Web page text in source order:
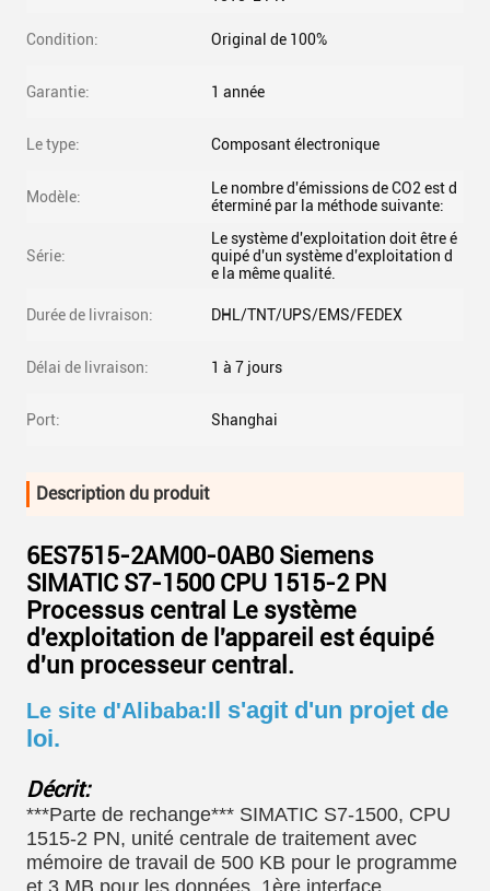
Condition: Original de 100%
Garantie: 1 année
Le type: Composant électronique
Modèle:
Le nombre d'émissions de CO2 est d
éterminé par la méthode suivante:
Série:
Le système d'exploitation doit être é
quipé d'un système d'exploitation d
e la même qualité.
Durée de livraison: DHL/TNT/UPS/EMS/FEDEX
Délai de livraison: 1 à 7 jours
Port: Shanghai
Description du produit
6ES7515-2AM00-0AB0 Siemens
SIMATIC S7-1500 CPU 1515-2 PN
Processus central Le système
d'exploitation de l'appareil est équipé
d'un processeur central.
Le site d'Alibaba:Il s'agit d'un projet de
loi.
Décrit:
***Parte de rechange*** SIMATIC S7-1500, CPU
1515-2 PN, unité centrale de traitement avec
mémoire de travail de 500 KB pour le programme
et 3 MB pour les données, 1ère interface,